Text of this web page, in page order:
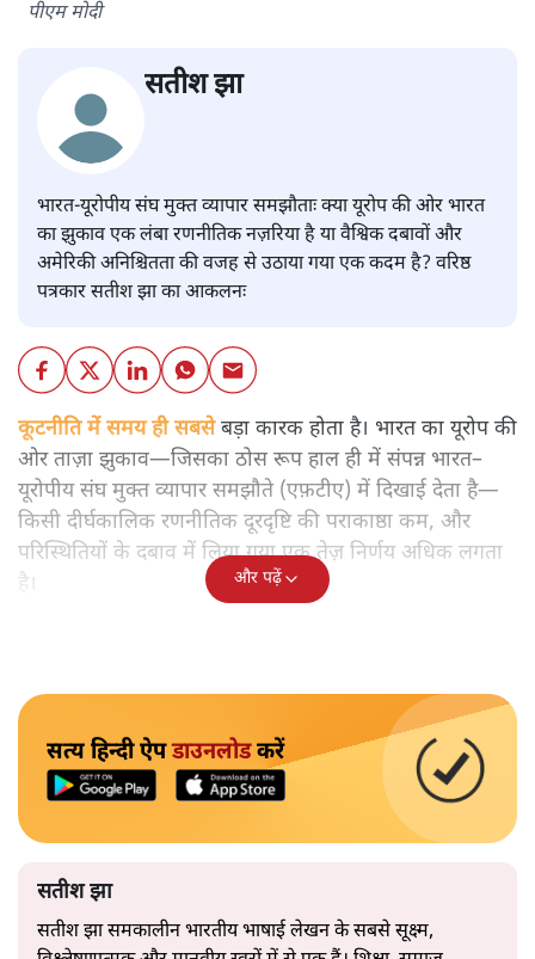
पीएम मोदी
सतीश झा
भारत-यूरोपीय संघ मुक्त व्यापार समझौताः क्या यूरोप की ओर भारत
का झुकाव एक लंबा रणनीतिक नज़रिया है या वैश्विक दबावों और
अमेरिकी अनिश्चितता की वजह से उठाया गया एक कदम है? वरिष्ठ
पत्रकार सतीश झा का आकलनः
कूटनीति में समय ही सबसेबड़ा कारक होता है। भारत का यूरोप की
ओर ताज़ा झुकाव—जिसका ठोस रूप हाल ही में संपन्न भारत–
यूरोपीय संघ मुक्त व्यापार समझौते (एफ़टीए) में दिखाई देता है—
किसी दीर्घकालिक रणनीतिक दूरदृष्टि की पराकाष्ठा कम, और
परिस्थितियों के दबाव में लिया गया एक तेज़ निर्णय अधिक लगता
है।
और पढ़ें
सत्य हिन्दी ऐपडाउनलोडकरें
सतीश झा
सतीश झा समकालीन भारतीय भाषाई लेखन के सबसे सूक्ष्म,